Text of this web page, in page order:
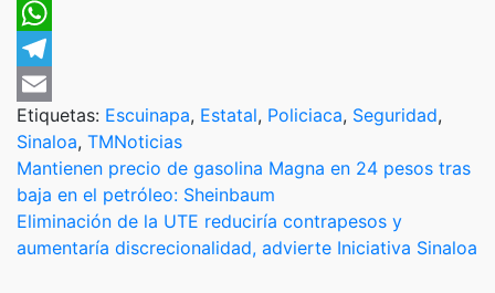
Facebook
WhatsApp
Telegram
Email
Etiquetas: Escuinapa, Estatal, Policiaca, Seguridad,
Sinaloa, TMNoticias
Navegación
de
entradas
Mantienen precio de gasolina Magna en 24 pesos tras
baja en el petróleo: Sheinbaum
Eliminación de la UTE reduciría contrapesos y
aumentaría discrecionalidad, advierte Iniciativa Sinaloa